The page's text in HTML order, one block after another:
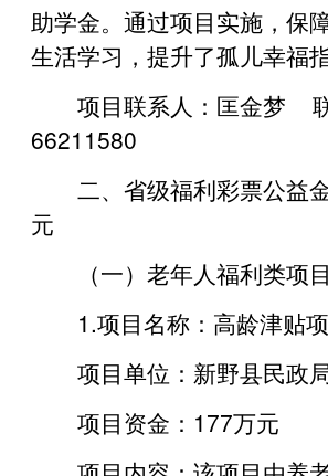
助学金。通过项目实施，保
生活学习，提升了孤儿幸福指
项目联系人：匡金梦
66211580
二、省级福利彩票公益
元
（一）老年人福利类项目
1.项目名称：高龄津贴
项目单位：新野县民政
项目资金：177万元